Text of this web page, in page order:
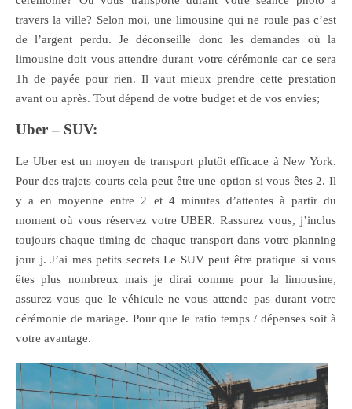
travers la ville? Selon moi, une limousine qui ne roule pas c’est
de l’argent perdu. Je déconseille donc les demandes où la
limousine doit vous attendre durant votre cérémonie car ce sera
1h de payée pour rien. Il vaut mieux prendre cette prestation
avant ou après. Tout dépend de votre budget et de vos envies;
Uber – SUV:
Le Uber est un moyen de transport plutôt efficace à New York.
Pour des trajets courts cela peut être une option si vous êtes 2. Il
y a en moyenne entre 2 et 4 minutes d’attentes à partir du
moment où vous réservez votre UBER. Rassurez vous, j’inclus
toujours chaque timing de chaque transport dans votre planning
jour j. J’ai mes petits secrets Le SUV peut être pratique si vous
êtes plus nombreux mais je dirai comme pour la limousine,
assurez vous que le véhicule ne vous attende pas durant votre
cérémonie de mariage. Pour que le ratio temps / dépenses soit à
votre avantage.